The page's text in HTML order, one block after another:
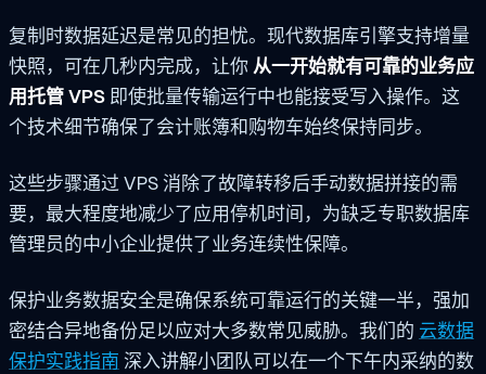
复制时数据延迟是常见的担忧。现代数据库引擎支持增量
快照，可在几秒内完成，让你从一开始就有可靠的业务应
用托管 VPS 即使批量传输运行中也能接受写入操作。这
个技术细节确保了会计账簿和购物车始终保持同步。
这些步骤通过 VPS 消除了故障转移后手动数据拼接的需
要，最大程度地减少了应用停机时间，为缺乏专职数据库
管理员的中小企业提供了业务连续性保障。
保护业务数据安全是确保系统可靠运行的关键一半，强加
密结合异地备份足以应对大多数常见威胁。我们的 云数据
保护实践指南 深入讲解小团队可以在一个下午内采纳的数